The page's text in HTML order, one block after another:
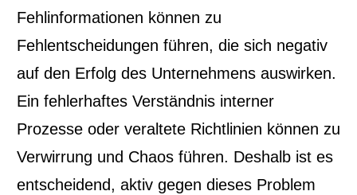
Fehlinformationen können zu
Fehlentscheidungen führen, die sich negativ
auf den Erfolg des Unternehmens auswirken.
Ein fehlerhaftes Verständnis interner
Prozesse oder veraltete Richtlinien können zu
Verwirrung und Chaos führen. Deshalb ist es
entscheidend, aktiv gegen dieses Problem